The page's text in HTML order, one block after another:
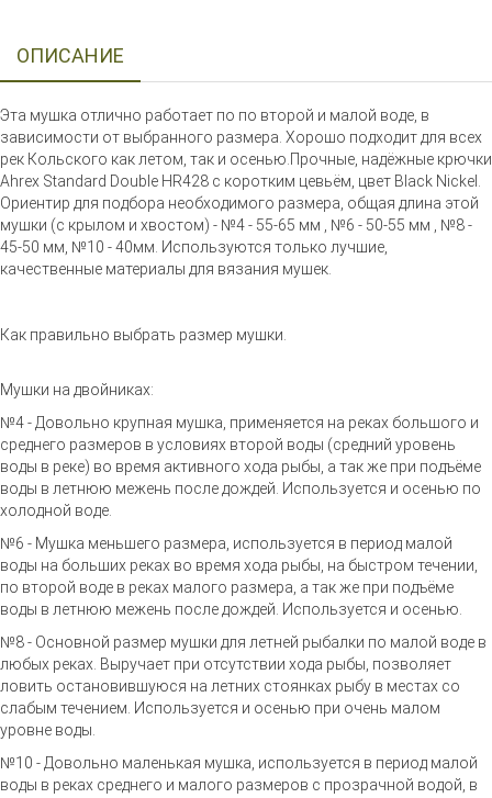
ОПИСАНИЕ
Эта мушка отлично работает по по второй и малой воде, в
зависимости от выбранного размера. Хорошо подходит для всех
рек Кольского как летом, так и осенью.Прочные, надёжные крючки
Ahrex Standard Double HR428 с коротким цевьём, цвет Black Nickel.
Ориентир для подбора необходимого размера, общая длина этой
мушки (с крылом и хвостом) - №4 - 55-65 мм , №6 - 50-55 мм , №8 -
45-50 мм, №10 - 40мм. Используются только лучшие,
качественные материалы для вязания мушек.
Как правильно выбрать размер мушки.
Мушки на двойниках:
№4 - Довольно крупная мушка, применяется на реках большого и
среднего размеров в условиях второй воды (средний уровень
воды в реке) во время активного хода рыбы, а так же при подъёме
воды в летнюю межень после дождей. Используется и осенью по
холодной воде.
№6 - Мушка меньшего размера, используется в период малой
воды на больших реках во время хода рыбы, на быстром течении,
по второй воде в реках малого размера, а так же при подъёме
воды в летнюю межень после дождей. Используется и осенью.
№8 - Основной размер мушки для летней рыбалки по малой воде в
любых реках. Выручает при отсутствии хода рыбы, позволяет
ловить остановившуюся на летних стоянках рыбу в местах со
слабым течением. Используется и осенью при очень малом
уровне воды.
№10 - Довольно маленькая мушка, используется в период малой
воды в реках среднего и малого размеров с прозрачной водой, в